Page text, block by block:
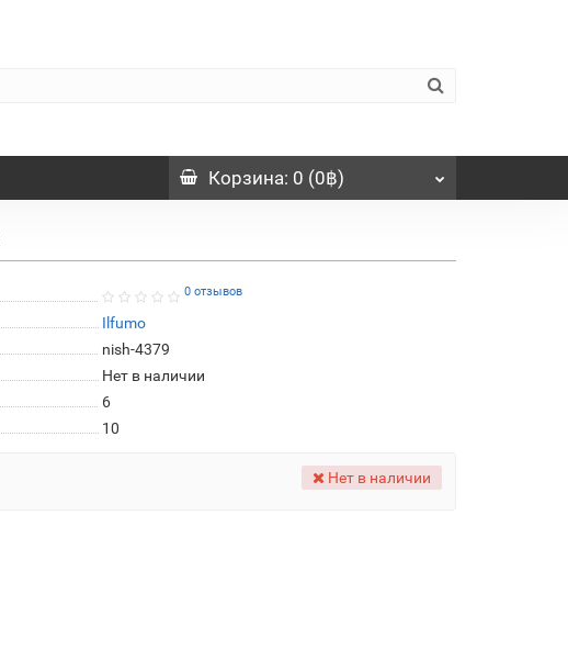
Корзина: 0 (0฿)
0 отзывов
Ilfumo
nish-4379
Нет в наличии
6
10
Нет в наличии